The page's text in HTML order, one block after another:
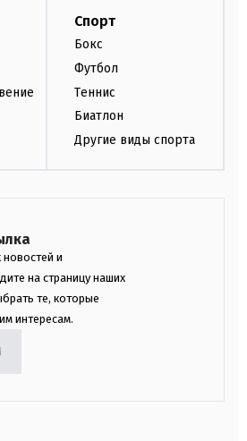
Спорт
Бокс
Футбол
Теннис
Биатлон
Другие виды спорта
новостей и
на страницу наших
те, которые
интересам.